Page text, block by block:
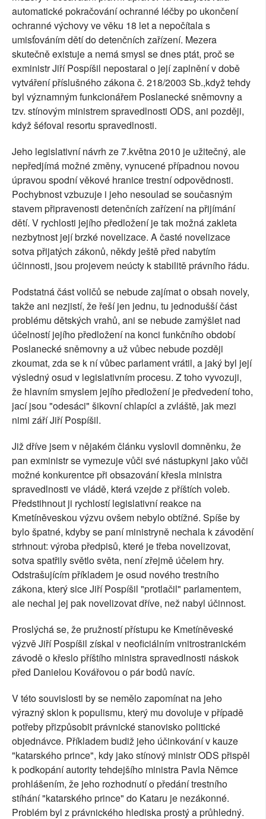
automatické pokračování ochranné léčby po ukončení
ochranné výchovy ve věku 18 let a nepočítala s
umisťováním dětí do detenčních zařízení. Mezera
skutečně existuje a nemá smysl se dnes ptát, proč se
exministr Jiří Pospíšil nepostaral o její zaplnění v době
vytváření příslušného zákona č. 218/2003 Sb.,když tehdy
byl významným funkcionářem Poslanecké sněmovny a
tzv. stínovým ministrem spravedlnosti ODS, ani později,
když šéfoval resortu spravedlnosti.
Jeho legislativní návrh ze 7.května 2010 je užitečný, ale
nepředjímá možné změny, vynucené případnou novou
úpravou spodní věkové hranice trestní odpovědnosti.
Pochybnost vzbuzuje i jeho nesoulad se současným
stavem připravenosti detenčních zařízení na přijímání
dětí. V rychlosti jejího předložení je tak možná zakleta
nezbytnost její brzké novelizace. A časté novelizace
sotva přijatých zákonů, někdy ještě před nabytím
účinnosti, jsou projevem neúcty k stabilitě právního řádu.
Podstatná část voličů se nebude zajímat o obsah novely,
takže ani nezjistí, že řeší jen jednu, tu jednodušší část
problému dětských vrahů, ani se nebude zamýšlet nad
účelností jejího předložení na konci funkčního období
Poslanecké sněmovny a už vůbec nebude později
zkoumat, zda se k ní vůbec parlament vrátil, a jaký byl její
výsledný osud v legislativním procesu. Z toho vyvozuji,
že hlavním smyslem jejího předložení je předvedení toho,
jací jsou "odesáci" šikovní chlapíci a zvláště, jak mezi
nimi září Jiří Pospíšil.
Již dříve jsem v nějakém článku vyslovil domněnku, že
pan exministr se vymezuje vůči své nástupkyni jako vůči
možné konkurentce při obsazování křesla ministra
spravedlnosti ve vládě, která vzejde z příštích voleb.
Předstihnout ji rychlostí legislativní reakce na
Kmetíněveskou výzvu ovšem nebylo obtížné. Spíše by
bylo špatné, kdyby se paní ministryně nechala k závodění
strhnout: výroba předpisů, které je třeba novelizovat,
sotva spatřily světlo světa, není zřejmě účelem hry.
Odstrašujícím příkladem je osud nového trestního
zákona, který sice Jiří Pospíšil "protlačil" parlamentem,
ale nechal jej pak novelizovat dříve, než nabyl účinnost.
Proslýchá se, že pružností přístupu ke Kmetíněveské
výzvě Jiří Pospíšil získal v neoficiálním vnitrostranickém
závodě o křeslo příštího ministra spravedlnosti náskok
před Danielou Kovářovou o pár bodů navíc.
V této souvislosti by se nemělo zapomínat na jeho
výrazný sklon k populismu, který mu dovoluje v případě
potřeby přizpůsobit právnické stanovisko politické
objednávce. Příkladem budiž jeho účinkování v kauze
"katarského prince", kdy jako stínový ministr ODS přispěl
k podkopání autority tehdejšího ministra Pavla Němce
prohlášením, že jeho rozhodnutí o předání trestního
stíhání "katarského prince" do Kataru je nezákonné.
Problém byl z právnického hlediska prostý a průhledný.